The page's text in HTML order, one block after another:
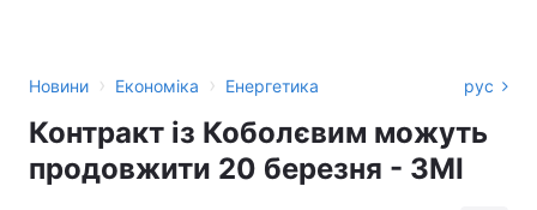
Новини › Економіка › Енергетика рус
Контракт із Коболєвим можуть
продовжити 20 березня - ЗМІ